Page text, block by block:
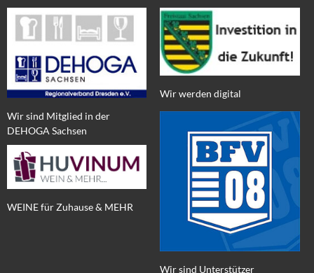
Wir sind Mitglied in der
DEHOGA Sachsen
WEINE für Zuhause & MEHR
Wir werden digital
Wir sind Unterstützer